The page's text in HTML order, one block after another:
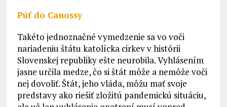
Púť do Canossy
Takéto jednoznačné vymedzenie sa vo voči
nariadeniu štátu katolícka cirkev v histórii
Slovenskej republiky ešte neurobila. Vyhlásením
jasne určila medze, čo si štát môže a nemôže voči
nej dovoliť. Štát, jeho vláda, môžu mať svoje
predstavy ako riešiť zložitú pandemickú situáciu,